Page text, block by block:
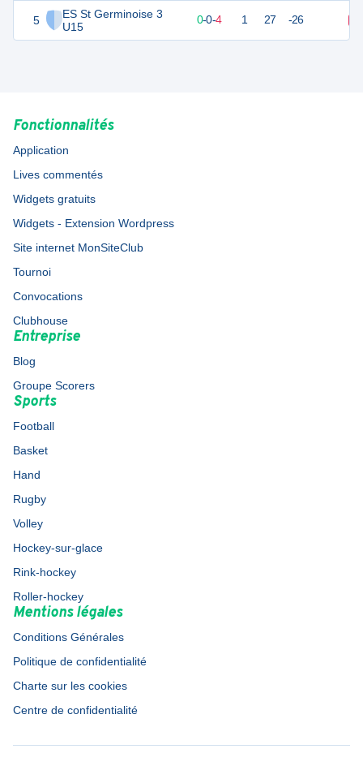
5
ES St Germinoise 3
U15
0 0-0-4 1 27 -26
Fonctionnalités
Application
Lives commentés
Widgets gratuits
Widgets - Extension Wordpress
Site internet MonSiteClub
Tournoi
Convocations
Clubhouse
Entreprise
Blog
Groupe Scorers
Sports
Football
Basket
Hand
Rugby
Volley
Hockey-sur-glace
Rink-hockey
Roller-hockey
Mentions légales
Conditions Générales
Politique de confidentialité
Charte sur les cookies
Centre de confidentialité